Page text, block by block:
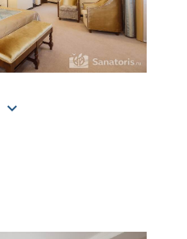
keyboard_arrow_down